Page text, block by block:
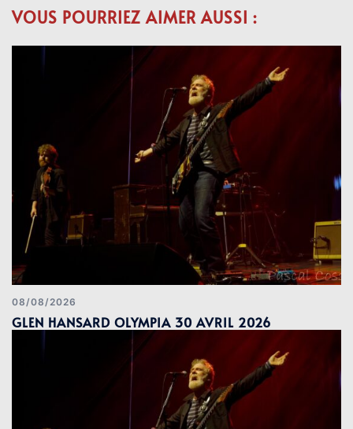
VOUS POURRIEZ AIMER AUSSI :
08/08/2026
GLEN HANSARD OLYMPIA 30 AVRIL 2026